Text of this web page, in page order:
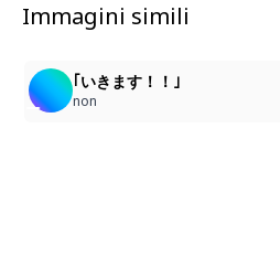
Immagini simili
｢いきます！！｣
non